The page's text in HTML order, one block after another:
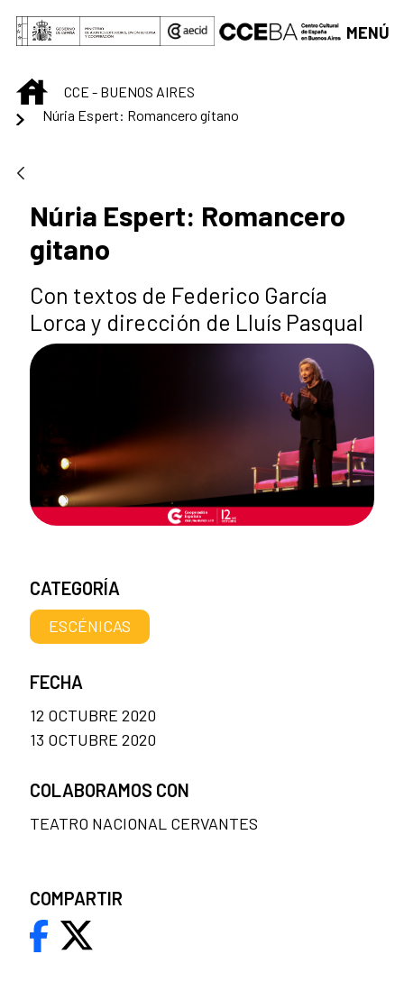
Saltar al contenido principal
MENÚ
INICIOCCE - BUENOS AIRES
Núria Espert: Romancero gitano
Núria Espert: Romancero
gitano
Con textos de Federico García
Lorca y dirección de Lluís Pasqual
CATEGORÍA
ESCÉNICAS
FECHA
12 OCTUBRE 2020
13 OCTUBRE 2020
COLABORAMOS CON
TEATRO NACIONAL CERVANTES
COMPARTIR